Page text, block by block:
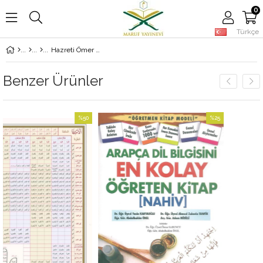
Türkçe
0
Hazreti Ömer Ali Eren
Benzer Ürünler
İndirim
%50İndirim
%25
İndirim
%25İndirim